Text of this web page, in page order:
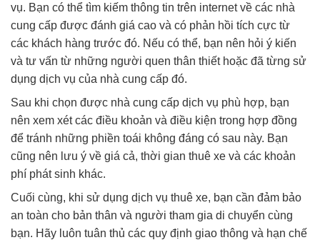
vụ. Bạn có thể tìm kiếm thông tin trên internet về các nhà
cung cấp được đánh giá cao và có phản hồi tích cực từ
các khách hàng trước đó. Nếu có thể, bạn nên hỏi ý kiến
và tư vấn từ những người quen thân thiết hoặc đã từng sử
dụng dịch vụ của nhà cung cấp đó.
Sau khi chọn được nhà cung cấp dịch vụ phù hợp, bạn
nên xem xét các điều khoản và điều kiện trong hợp đồng
để tránh những phiền toái không đáng có sau này. Bạn
cũng nên lưu ý về giá cả, thời gian thuê xe và các khoản
phí phát sinh khác.
Cuối cùng, khi sử dụng dịch vụ thuê xe, bạn cần đảm bảo
an toàn cho bản thân và người tham gia di chuyển cùng
bạn. Hãy luôn tuân thủ các quy định giao thông và hạn chế